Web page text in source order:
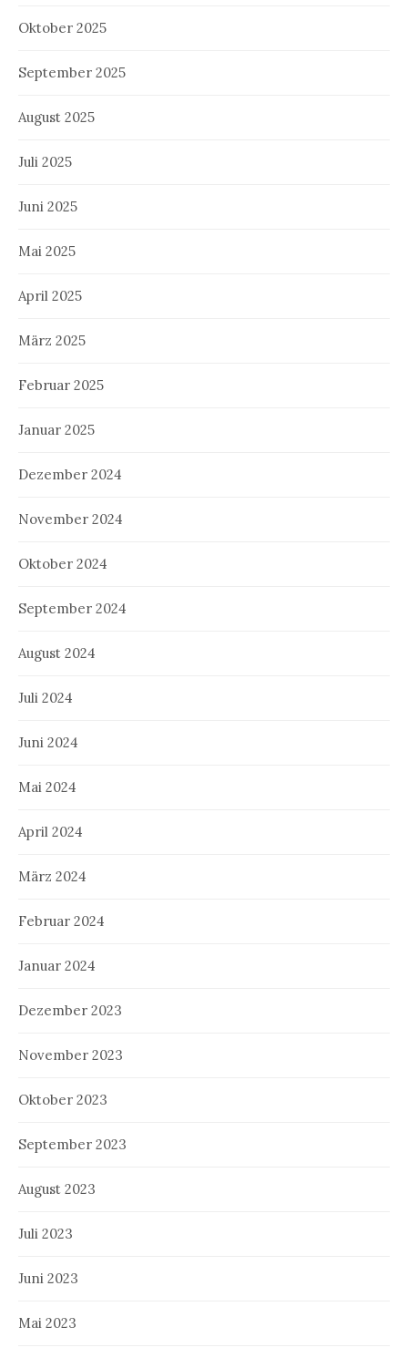
Oktober 2025
September 2025
August 2025
Juli 2025
Juni 2025
Mai 2025
April 2025
März 2025
Februar 2025
Januar 2025
Dezember 2024
November 2024
Oktober 2024
September 2024
August 2024
Juli 2024
Juni 2024
Mai 2024
April 2024
März 2024
Februar 2024
Januar 2024
Dezember 2023
November 2023
Oktober 2023
September 2023
August 2023
Juli 2023
Juni 2023
Mai 2023